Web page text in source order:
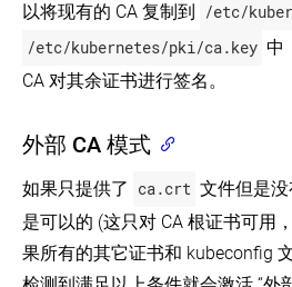
以将现有的 CA 复制到 /etc/
/etc/kubernetes/pki/ca.key 中
CA 对其余证书进行签名。
外部 CA 模式
如果只提供了 ca.crt 文件但是
是可以的 (这只对 CA 根证书可用
果所有的其它证书和 kubeconfig